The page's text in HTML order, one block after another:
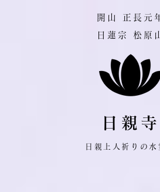
開山 正長元
日蓮宗 松原
日親寺
日親上人祈りの水